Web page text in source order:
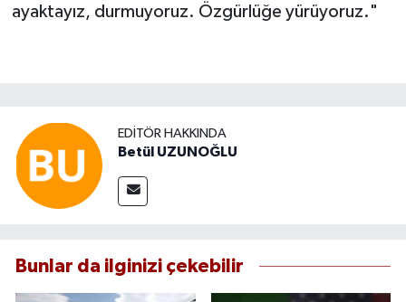
ayaktayız, durmuyoruz. Özgürlüğe yürüyoruz."
EDITÖR HAKKINDA
Betül UZUNOĞLU
Bunlar da ilginizi çekebilir